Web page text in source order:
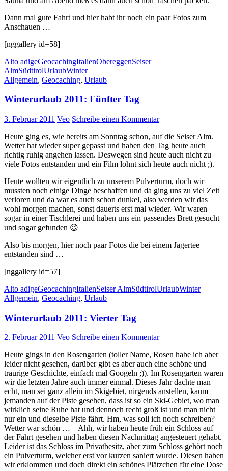
Dann mal gute Fahrt und hier habt ihr noch ein paar Fotos zum
Anschauen …
[nggallery id=58]
Alto adigeGeocachingItalienObereggenSeiser
AlmSüdtirolUrlaubWinter
Allgemein, Geocaching, Urlaub
Winterurlaub 2011: Fünfter Tag
3. Februar 2011 Veo Schreibe einen Kommentar
Heute ging es, wie bereits am Sonntag schon, auf die Seiser Alm.
Wetter hat wieder super gepasst und haben den Tag heute auch
richtig ruhig angehen lassen. Deswegen sind heute auch nicht zu
viele Fotos entstanden und ein Film lohnt sich heute auch nicht ;).
Heute wollten wir eigentlich zu unserem Pulverturm, doch wir
mussten noch einige Dinge beschaffen und da ging uns zu viel Zeit
verloren und da war es auch schon dunkel, also werden wir das
wohl morgen machen, sonst dauerts erst mal wieder. Wir waren
sogar in einer Tischlerei und haben uns ein passendes Brett gesucht
und sogar gefunden 😉
Also bis morgen, hier noch paar Fotos die bei einem Jagertee
entstanden sind …
[nggallery id=57]
Alto adigeGeocachingItalienSeiser AlmSüdtirolUrlaubWinter
Allgemein, Geocaching, Urlaub
Winterurlaub 2011: Vierter Tag
2. Februar 2011 Veo Schreibe einen Kommentar
Heute gings in den Rosengarten (toller Name, Rosen habe ich aber
leider nicht gesehen, darüber gibt es aber auch eine schöne und
traurige Geschichte, einfach mal Googeln ;)). Im Rosengarten waren
wir die letzten Jahre auch immer einmal. Dieses Jahr dachte man
echt, man sei ganz allein im Skigebiet, nirgends anstellen, kaum
jemanden auf der Piste gesehen, dass ist so ein Ski-Gebiet, wo man
wirklich seine Ruhe hat und dennoch recht groß ist und man nicht
nur ein und dieselbe Piste fährt. Hm, was soll ich noch schreiben?
Wetter war schön … – Ahh, wir haben heute früh ein Schloss auf
der Fahrt gesehen und haben diesen Nachmittag angesteuert gehabt.
Leider ist das Schloss im Privatbesitz, aber zum Schloss gehört noch
ein Pulverturm, welcher erst vor kurzen saniert wurde. Diesen haben
wir erklommen und doch direkt ein schönes Plätzchen für eine Dose